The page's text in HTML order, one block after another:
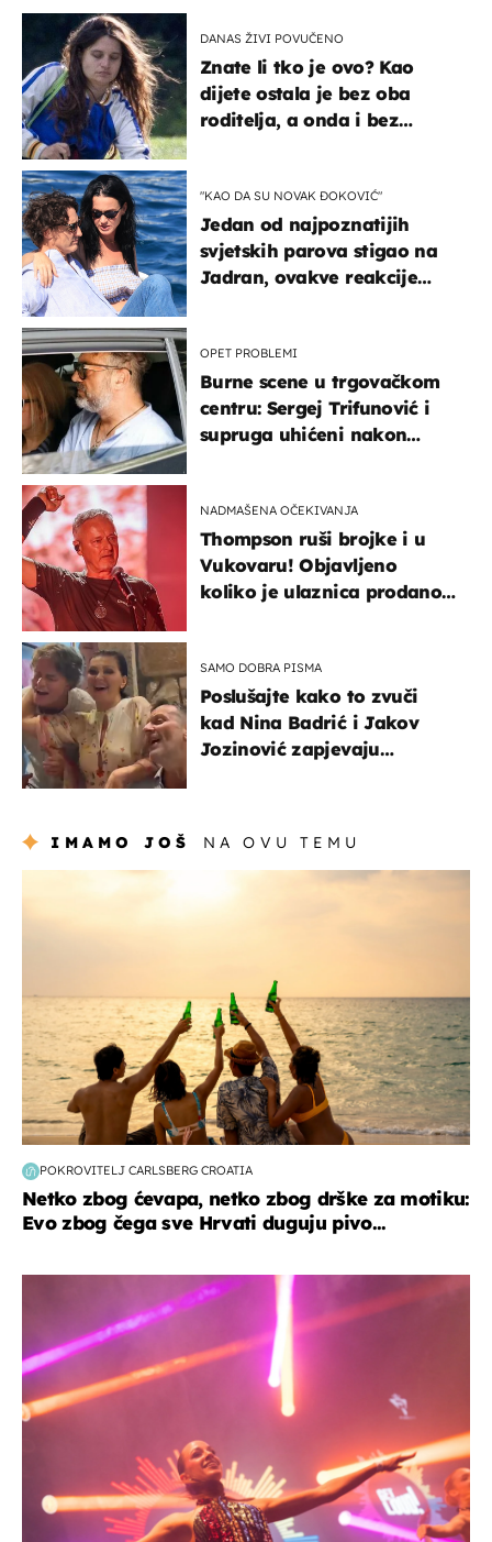
DANAS ŽIVI POVUČENO
Znate li tko je ovo? Kao
dijete ostala je bez oba
roditelja, a onda i bez
"KAO DA SU NOVAK ĐOKOVIĆ"
Jedan od najpoznatijih
svjetskih parova stigao na
Jadran, ovakve reakcije
OPET PROBLEMI
Burne scene u trgovačkom
centru: Sergej Trifunović i
supruga uhićeni nakon
NADMAŠENA OČEKIVANJA
Thompson ruši brojke i u
Vukovaru! Objavljeno
koliko je ulaznica prodano
SAMO DOBRA PISMA
Poslušajte kako to zvuči
kad Nina Badrić i Jakov
Jozinović zapjevaju
IMAMO JOŠ NA OVU TEMU
POKROVITELJ CARLSBERG CROATIA
Netko zbog ćevapa, netko zbog drške za motiku:
Evo zbog čega sve Hrvati duguju pivo...